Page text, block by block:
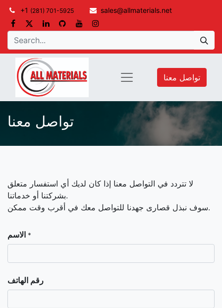
+1 (281) 701-5925 sales@allmaterials.net
تواصل معنا
تواصل معنا
لا تتردد في التواصل معنا إذا كان لديك أي استفسار متعلق
بشركتنا أو خدماتنا.
سوف نبذل قصارى جهدنا للتواصل معك في أقرب وقت ممكن.
الاسم *
رقم الهاتف